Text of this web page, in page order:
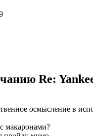
Re:
осмысление в
макаронами?